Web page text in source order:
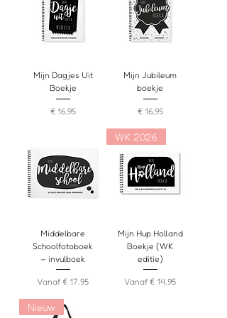
Mijn Dagjes Uit
Boekje
Prijs
€ 16,95
Mijn Jubileum
boekje
Prijs
€ 16,95
Middelbare
Schoolfotoboek
– invulboek
Vanaf € 17,95
Verkoopprijs
WK 2026
Mijn Hup Holland
Boekje (WK
editie)
Vanaf € 14,95
Verkoopprijs
Nieuw